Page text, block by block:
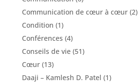
Communication de cœur à cœur(2)
Condition (1)
Conférences (4)
Conseils de vie(51)
Cœur(13)
Daaji – Kamlesh D. Patel (1)